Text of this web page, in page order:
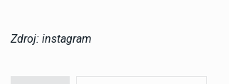
Zdroj: instagram